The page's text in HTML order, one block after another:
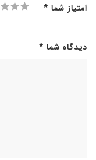
امتیاز شما *
دیدگاه شما *